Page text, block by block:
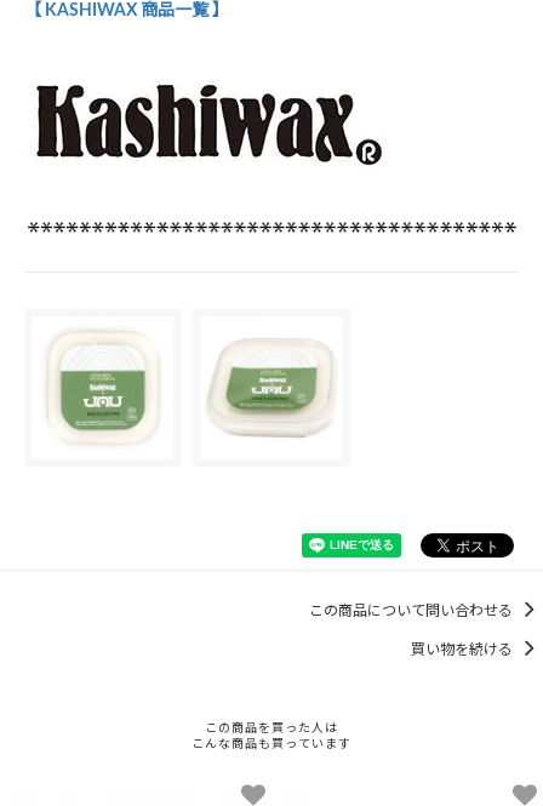
【 KASHIWAX 商品一覧 】
この商品について問い合わせる
買い物を続ける
この商品を買った人は
こんな商品も買っています